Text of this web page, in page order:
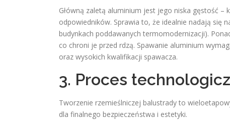
Główną zaletą aluminium jest jego niska gęstość
odpowiedników. Sprawia to, że idealnie nadają się
budynkach poddawanych termomodernizacji).
co chroni je przed rdzą. Spawanie aluminium
oraz wysokich kwalifikacji spawacza.
3. Proces
Tworzenie rzemieślniczej balustrady to
dla finalnego bezpieczeństwa i estetyki.